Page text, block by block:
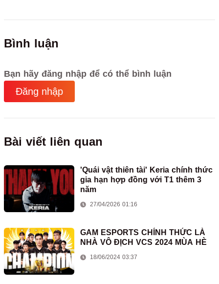
Bình luận
Bạn hãy đăng nhập để có thể bình luận
Đăng nhập
Bài viết liên quan
'Quái vật thiên tài' Keria chính thức
gia hạn hợp đồng với T1 thêm 3
năm
27/04/2026 01:16
GAM ESPORTS CHÍNH THỨC LÀ
NHÀ VÔ ĐỊCH VCS 2024 MÙA HÈ
18/06/2024 03:37